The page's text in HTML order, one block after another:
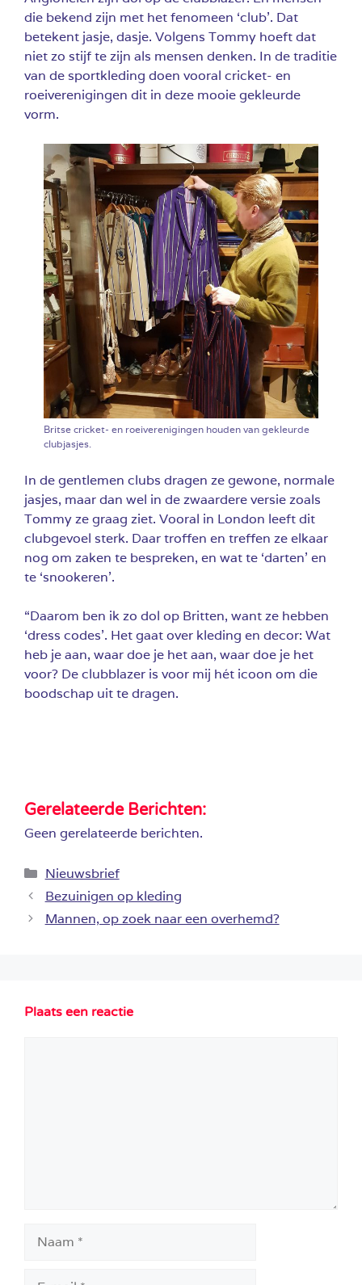
die bekend zijn met het fenomeen ‘club’. Dat
betekent jasje, dasje. Volgens Tommy hoeft dat
niet zo stijf te zijn als mensen denken. In de traditie
van de sportkleding doen vooral cricket- en
roeiverenigingen dit in deze mooie gekleurde
vorm.
Britse cricket- en roeiverenigingen houden van gekleurde
clubjasjes.
In de gentlemen clubs dragen ze gewone, normale
jasjes, maar dan wel in de zwaardere versie zoals
Tommy ze graag ziet. Vooral in London leeft dit
clubgevoel sterk. Daar troffen en treffen ze elkaar
nog om zaken te bespreken, en wat te ‘darten’ en
te ‘snookeren’.
“Daarom ben ik zo dol op Britten, want ze hebben
‘dress codes’. Het gaat over kleding en decor: Wat
heb je aan, waar doe je het aan, waar doe je het
voor? De clubblazer is voor mij hét icoon om die
boodschap uit te dragen.
Gerelateerde Berichten:
Geen gerelateerde berichten.
Categorieën
Nieuwsbrief
Bezuinigen op kleding
Mannen, op zoek naar een overhemd?
Plaats een reactie